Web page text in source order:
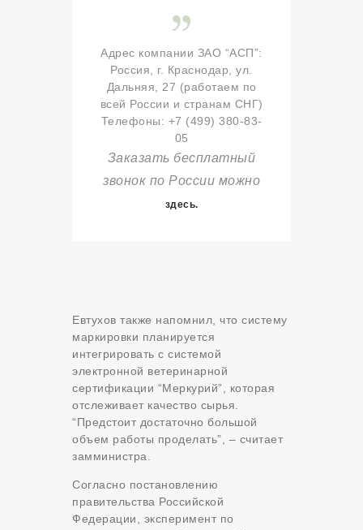
Адрес компании ЗАО “АСП”:
Россия, г. Краснодар, ул.
Дальняя, 27 (работаем по
всей России и странам СНГ)
Телефоны: +7 (499) 380-83-
05
Заказать бесплатный
звонок по России можно
здесь.
Евтухов также напомнил, что систему
маркировки планируется
интегрировать с системой
электронной ветеринарной
сертификации “Меркурий”, которая
отслеживает качество сырья.
“Предстоит достаточно большой
объем работы проделать”, – считает
замминистра.
Согласно постановлению
правительства Российской
Федерации, эксперимент по